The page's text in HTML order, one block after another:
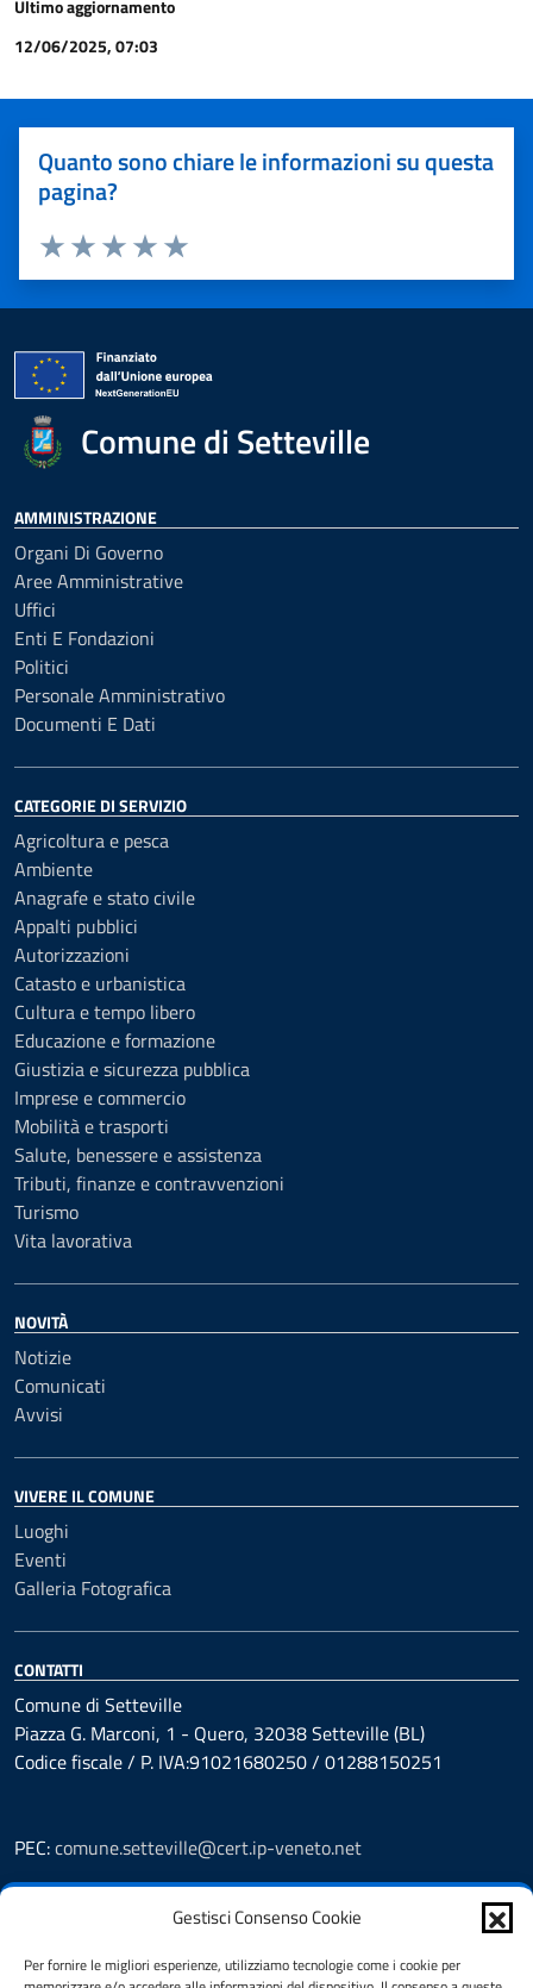
Gestisci Consenso Cookie
Per fornire le migliori esperienze, utilizziamo tecnologie come i cookie per
Ultimo aggiornamento
12/06/2025, 07:03
Quanto sono chiare le informazioni su questa
pagina?
Valuta 5 stelle su 5
Valuta 4 stelle su 5
Valuta 3 stelle su 5
Valuta 2 stelle su 5
Valuta 1 stelle su 5
Comune di Setteville
AMMINISTRAZIONE
Organi Di Governo
Aree Amministrative
Uffici
Enti E Fondazioni
Politici
Personale Amministrativo
Documenti E Dati
CATEGORIE DI SERVIZIO
Agricoltura e pesca
Ambiente
Anagrafe e stato civile
Appalti pubblici
Autorizzazioni
Catasto e urbanistica
Cultura e tempo libero
Educazione e formazione
Giustizia e sicurezza pubblica
Imprese e commercio
Mobilità e trasporti
Salute, benessere e assistenza
Tributi, finanze e contravvenzioni
Turismo
Vita lavorativa
NOVITÀ
Notizie
Comunicati
Avvisi
VIVERE IL COMUNE
Luoghi
Eventi
Galleria Fotografica
CONTATTI
Comune di Setteville
Piazza G. Marconi, 1 - Quero, 32038 Setteville (BL)
Codice fiscale / P. IVA:91021680250 / 01288150251
PEC:comune.setteville@cert.ip-veneto.net
Leggi le FAQ
Segnalazione disservizio
Richiesta assistenza